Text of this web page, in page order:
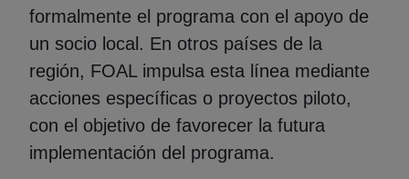
formalmente el programa con el apoyo de
un socio local. En otros países de la
región, FOAL impulsa esta línea mediante
acciones específicas o proyectos piloto,
con el objetivo de favorecer la futura
implementación del programa.